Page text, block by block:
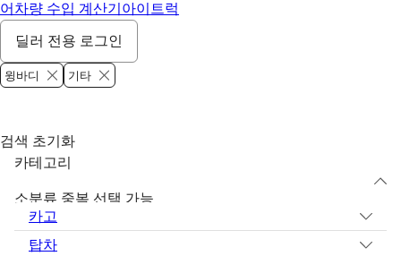
어 차량 수입 계산기 아이트럭
딜러 전용 로그인
윙바디 기타
검색 초기화
카테고리
소분류 중복 선택 가능
카고
탑차